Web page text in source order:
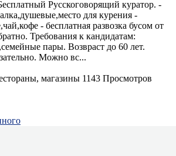
Русскоговорящий куратор. -
для курения -
- бесплатная развозка бусом от
Требования к кандидатам:
пары. Возвраст до 60 лет.
Можно вс...
магазины 1143 Просмотров